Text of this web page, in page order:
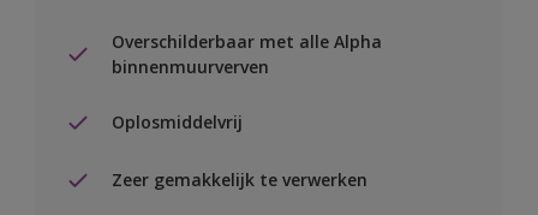
Overschilderbaar met alle Alpha
binnenmuurverven
Oplosmiddelvrij
Zeer gemakkelijk te verwerken